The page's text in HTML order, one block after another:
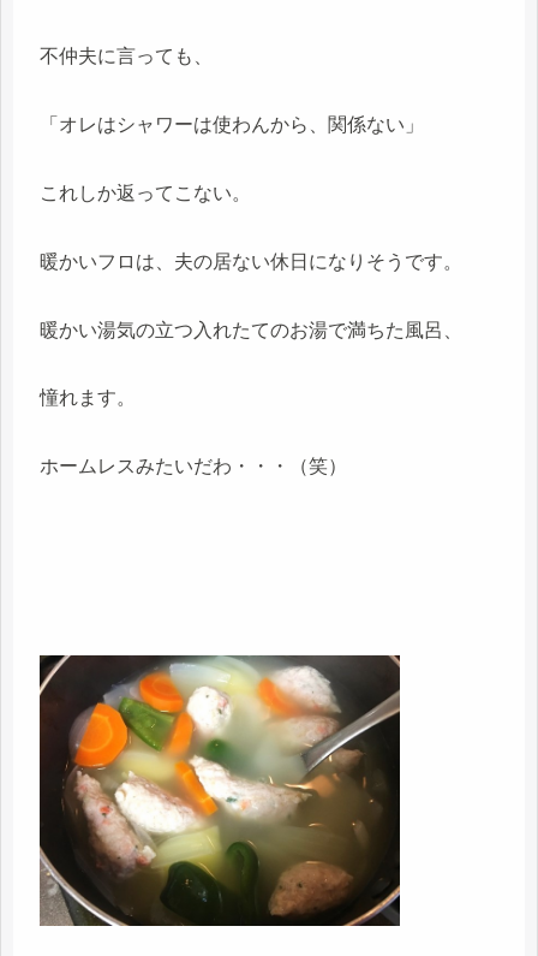
不仲夫に言っても、
「オレはシャワーは使わんから、関係ない」
これしか返ってこない。
暖かいフロは、夫の居ない休日になりそうです。
暖かい湯気の立つ入れたてのお湯で満ちた風呂、
憧れます。
ホームレスみたいだわ・・・（笑）